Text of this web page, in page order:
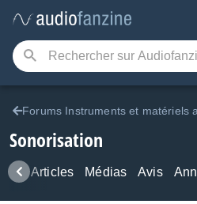
Forums Instruments et matériels
Sonorisation
Articles Médias Avis